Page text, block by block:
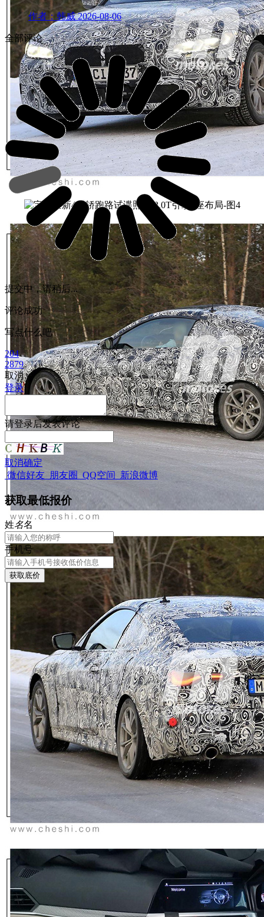
作者：韩威 2026-08-06
全部评论
提交中，请稍后...
评论成功
写点什么吧
204
2879
取消
登录
请登录后发表评论
取消确定
微信好友 朋友圈 QQ空间 新浪微博
获取最低报价
姓名名
手机号
获取底价